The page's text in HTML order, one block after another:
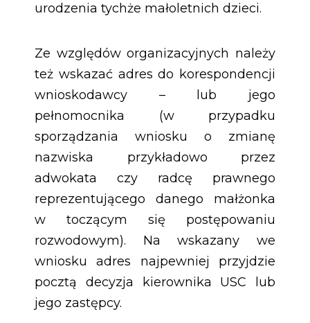
urodzenia tychże małoletnich dzieci.
Ze względów organizacyjnych należy
też wskazać adres do korespondencji
wnioskodawcy – lub jego
pełnomocnika (w przypadku
sporządzania wniosku o zmianę
nazwiska przykładowo przez
adwokata czy radcę prawnego
reprezentującego danego małżonka
w toczącym się postępowaniu
rozwodowym). Na wskazany we
wniosku adres najpewniej przyjdzie
pocztą decyzja kierownika USC lub
jego zastępcy.